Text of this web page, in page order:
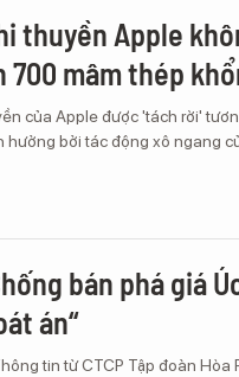
thuyền Apple
700 mâm thép
của Apple được 'tách rời'
hưởng bởi tác động xô ngang
bán phá giá
án“
tin từ CTCP Tập đoàn Hòa